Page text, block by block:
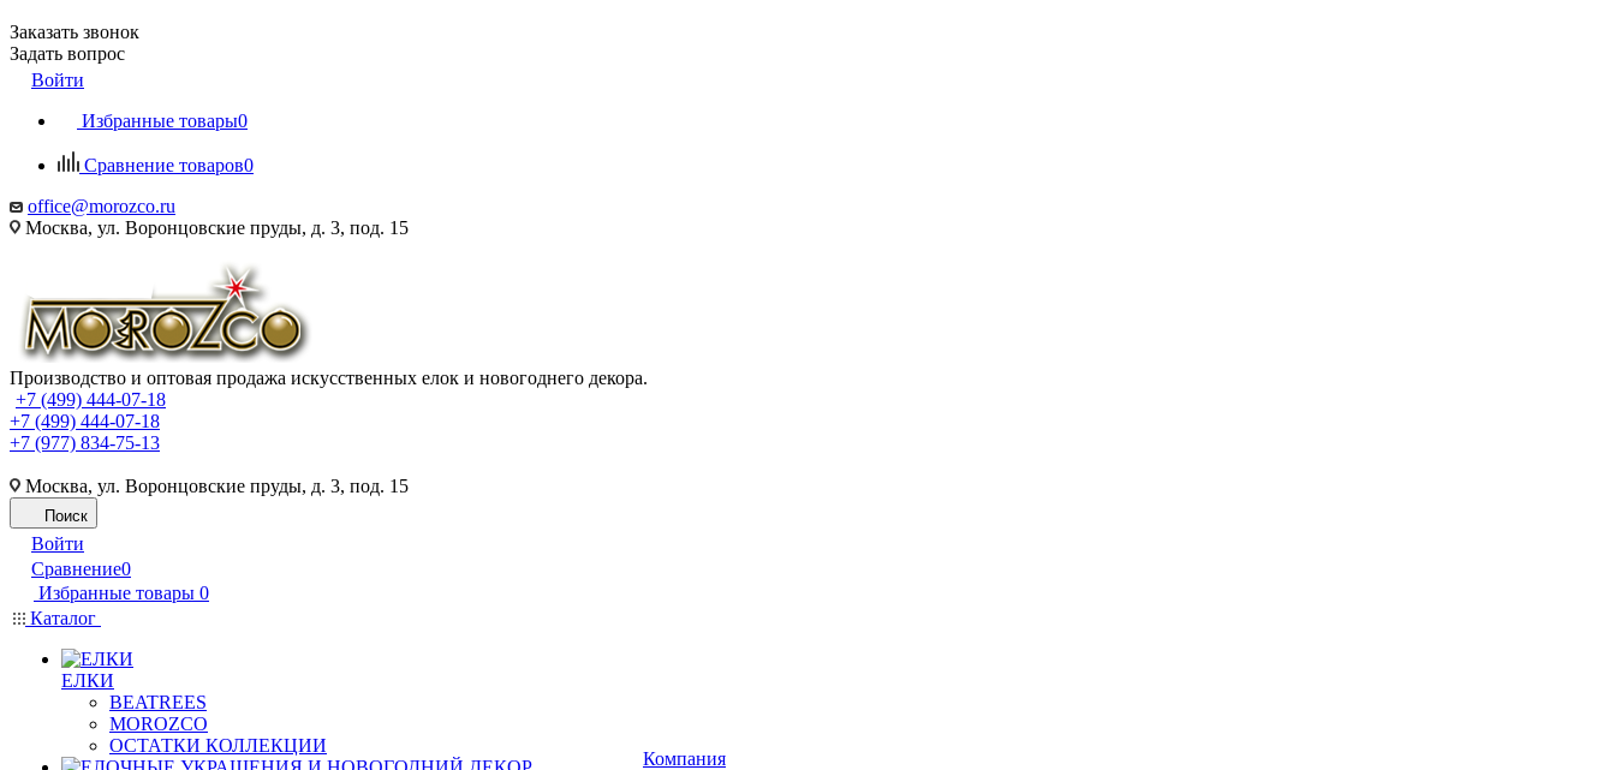
Заказать звонок
Задать вопрос
Войти
Избранные товары0
Сравнение товаров0
office@morozco.ru
Москва, ул. Воронцовские пруды, д. 3, под. 15
Производство и оптовая продажа искусственных елок и новогоднего декора.
+7 (499) 444-07-18
+7 (499) 444-07-18
+7 (977) 834-75-13
Москва, ул. Воронцовские пруды, д. 3, под. 15
Поиск
Войти
Сравнение0
Избранные товары 0
Каталог
ЕЛКИ
BEATREES
MOROZCO
ОСТАТКИ КОЛЛЕКЦИИ
Компания